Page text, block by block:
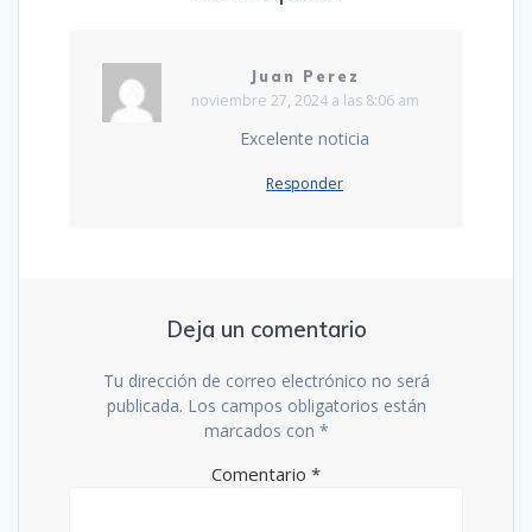
Juan Perez
noviembre 27, 2024 a las 8:06 am
Excelente noticia
Responder
Deja un comentario
Tu dirección de correo electrónico no será
publicada. Los campos obligatorios están
marcados con *
Comentario *